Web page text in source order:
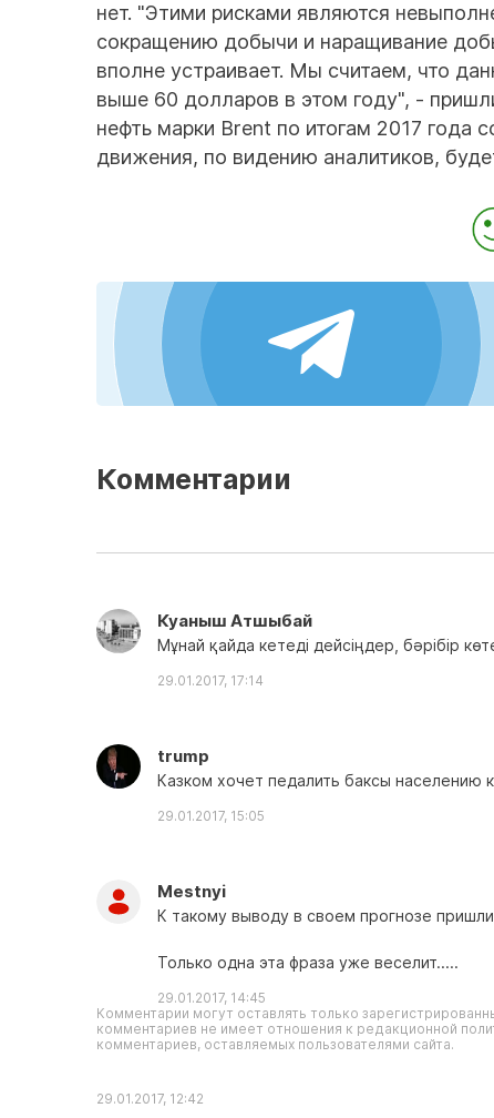
нет. "Этими рисками являются
сокращению добычи и наращивание
вполне устраивает. Мы считаем, что
выше 60 долларов в этом году", -
нефть марки Brent по итогам 2017 года
движения, по видению аналитиков,
Комментарии
Куаныш Атшыбай
Мұнай қайда кетеді дейсіңдер, бәрібір
29.01.2017, 17:14
trump
Казком хочет педалить баксы
29.01.2017, 15:05
Mestnyi
К такому выводу в своем прогнозе
Только одна эта фраза уже веселит.....
29.01.2017, 14:45
Комментарии могут оставлять только
комментариев не имеет отношения к редакционной
комментариев, оставляемых пользователями сайта.
29.01.2017, 12:42